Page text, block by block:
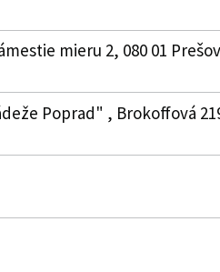
mieru 2, 080 01
Poprad" , Brokoffová